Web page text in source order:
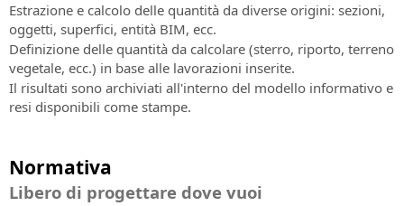
Estrazione e calcolo delle quantità da diverse origini: sezioni,
oggetti, superfici, entità BIM, ecc.
Definizione delle quantità da calcolare (sterro, riporto, terreno
vegetale, ecc.) in base alle lavorazioni inserite.
Il risultati sono archiviati all'interno del modello informativo e
resi disponibili come stampe.
Normativa
Libero di progettare dove vuoi